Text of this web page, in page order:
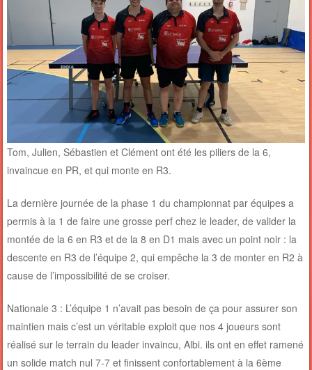
Tom, Julien, Sébastien et Clément ont été les piliers de la 6,
invaincue en PR, et qui monte en R3.
La dernière journée de la phase 1 du championnat par équipes a
permis à la 1 de faire une grosse perf chez le leader, de valider la
montée de la 6 en R3 et de la 8 en D1 mais avec un point noir : la
descente en R3 de l’équipe 2, qui empêche la 3 de monter en R2 à
cause de l’impossibilité de se croiser.
Nationale 3 : L’équipe 1 n’avait pas besoin de ça pour assurer son
maintien mais c’est un véritable exploit que nos 4 joueurs sont
réalisé sur le terrain du leader invaincu, Albi. ils ont en effet ramené
un solide match nul 7-7 et finissent confortablement à la 6ème